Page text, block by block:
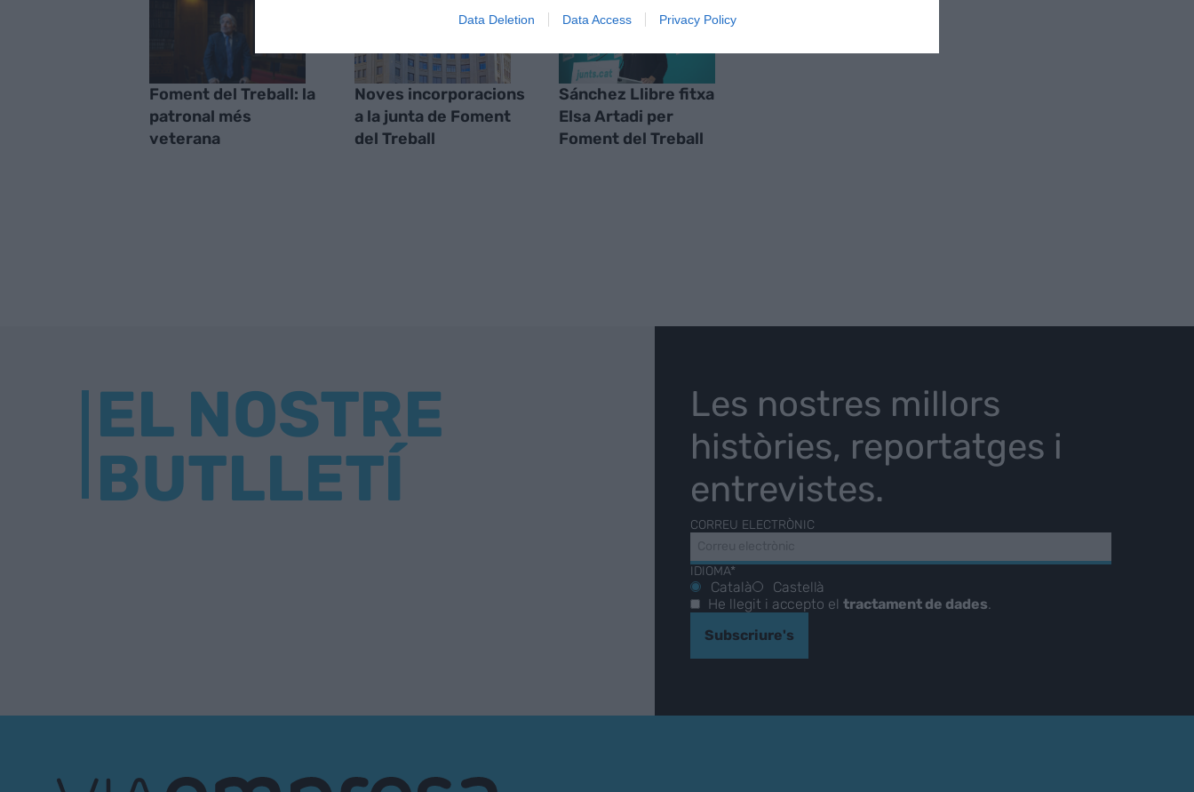
Data Deletion Data Access Privacy Policy
Foment del Treball: la
patronal més
veterana
Noves incorporacions
a la junta de Foment
del Treball
Sánchez Llibre fitxa
Elsa Artadi per
Foment del Treball
EL NOSTRE
BUTLLETÍ
Les nostres millors
històries, reportatges i
entrevistes.
CORREU ELECTRÒNIC
IDIOMA*
Català
Castellà
He llegit i accepto el tractament de dades
Subscriure's